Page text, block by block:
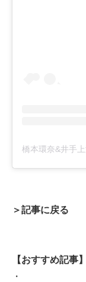
橋本環奈&井手
＞記事に戻る
【おすすめ記事】
・